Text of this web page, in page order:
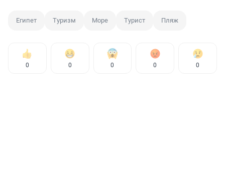
Египет Туризм Море Турист Пляж
0 0 0 0 0